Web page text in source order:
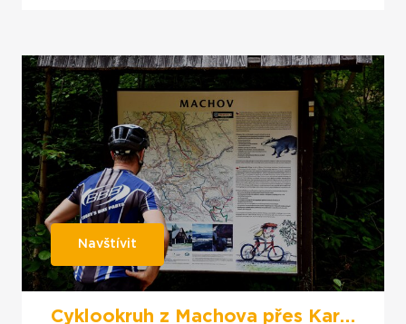
Navštívit
Cyklookruh z Machova přes Karlów a stolovou horu Bor